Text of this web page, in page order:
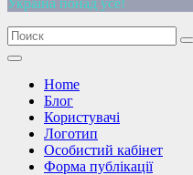
Home
Блог
Користувачі
Логотип
Особистий кабінет
Форма публікації